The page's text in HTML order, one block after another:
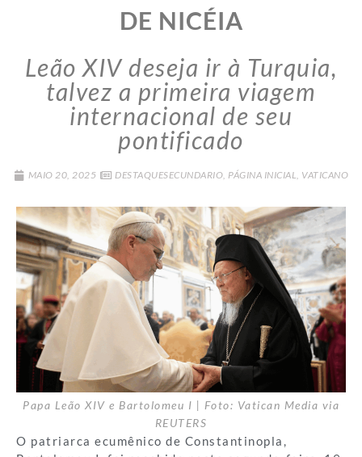
DE NICÉIA
Leão XIV deseja ir à Turquia,
talvez a primeira viagem
internacional de seu
pontificado
MAIO 20, 2025 DESTAQUESECUNDARIO, PÁGINA INICIAL, VATICANO
Papa Leão XIV e Bartolomeu I | Foto: Vatican Media via
REUTERS
O patriarca ecumênico de Constantinopla,